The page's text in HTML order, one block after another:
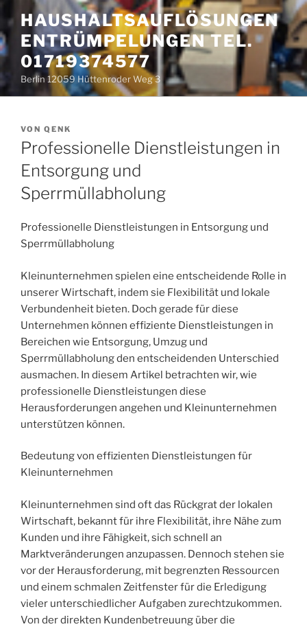
Inhalt
springen
HAUSHALTSAUFLÖSUNGEN
ENTRÜMPELUNGEN TEL.
01719374577
Berlin 12059 Hüttenroder Weg 3
VERÖFFENTLICHT
AM
VON QENK
Professionelle Dienstleistungen in
Entsorgung und
Sperrmüllabholung
Professionelle Dienstleistungen in Entsorgung und
Sperrmüllabholung
Kleinunternehmen spielen eine entscheidende Rolle in
unserer Wirtschaft, indem sie Flexibilität und lokale
Verbundenheit bieten. Doch gerade für diese
Unternehmen können effiziente Dienstleistungen in
Bereichen wie Entsorgung, Umzug und
Sperrmüllabholung den entscheidenden Unterschied
ausmachen. In diesem Artikel betrachten wir, wie
professionelle Dienstleistungen diese
Herausforderungen angehen und Kleinunternehmen
unterstützen können.
Bedeutung von effizienten Dienstleistungen für
Kleinunternehmen
Kleinunternehmen sind oft das Rückgrat der lokalen
Wirtschaft, bekannt für ihre Flexibilität, ihre Nähe zum
Kunden und ihre Fähigkeit, sich schnell an
Marktveränderungen anzupassen. Dennoch stehen sie
vor der Herausforderung, mit begrenzten Ressourcen
und einem schmalen Zeitfenster für die Erledigung
vieler unterschiedlicher Aufgaben zurechtzukommen.
Von der direkten Kundenbetreuung über die